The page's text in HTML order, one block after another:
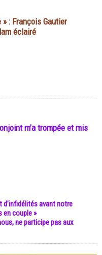
: François Gautier
éclairé
m’a trompée et mis
d’infidélités avant notre
en couple »
ne participe pas aux